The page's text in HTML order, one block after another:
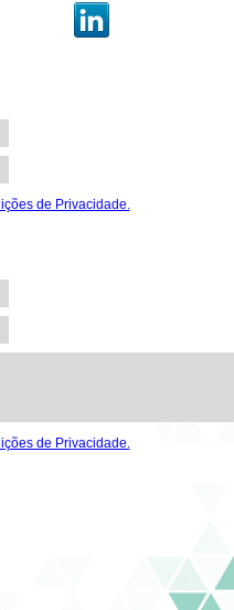
de Privacidade.
de Privacidade.